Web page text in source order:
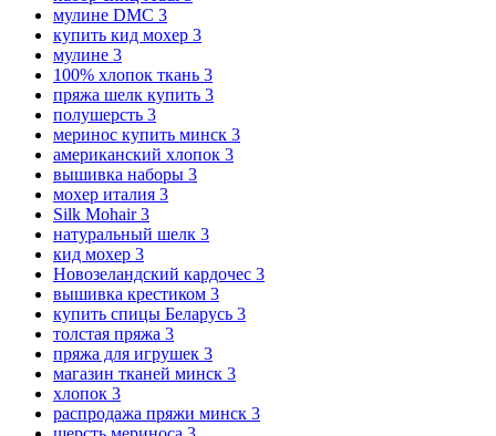
мулине DMC 3
купить кид мохер 3
мулине 3
100% хлопок ткань 3
пряжа шелк купить 3
полушерсть 3
меринос купить минск 3
американский хлопок 3
вышивка наборы 3
мохер италия 3
Silk Mohair3
натуральный шелк 3
кид мохер 3
Новозеландский кардочес 3
вышивка крестиком 3
купить спицы Беларусь 3
толстая пряжа 3
пряжа для игрушек 3
магазин тканей минск 3
хлопок 3
распродажа пряжи минск 3